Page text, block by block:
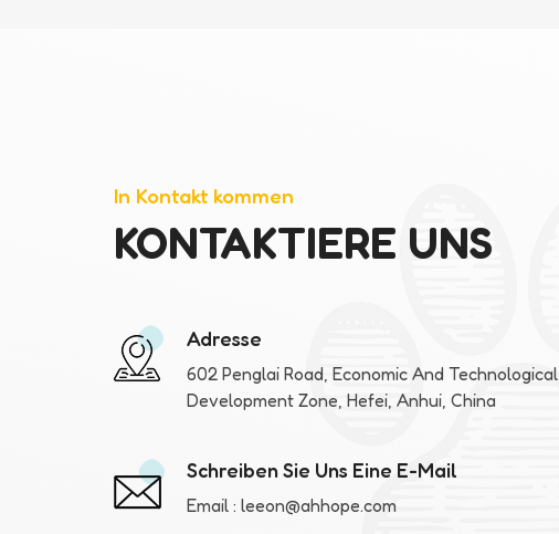
In Kontakt kommen
KONTAKTIERE UNS
Adresse
602 Penglai Road, Economic And Technological
Development Zone, Hefei, Anhui, China
Schreiben Sie Uns Eine E-Mail
Email :leeon@ahhope.com